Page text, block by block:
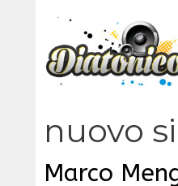
contenuto
nuovo
Marco